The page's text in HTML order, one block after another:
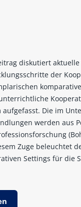
diskutiert
der
aufgefasst. Die im
werden aus
Zuge beleuchtet
Settings für die